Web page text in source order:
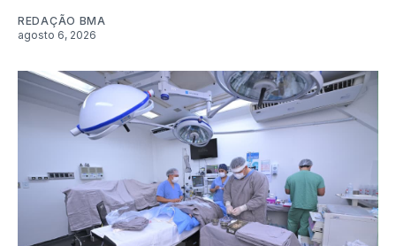
REDAÇÃO BMA
agosto 6, 2026